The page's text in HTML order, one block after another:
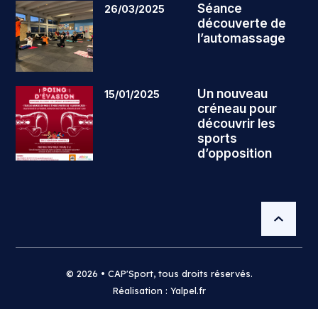
26/03/2025
Séance
découverte de
l’automassage
15/01/2025
Un nouveau
créneau pour
découvrir les
sports
d’opposition
© 2026 • CAP'Sport, tous droits réservés.
Réalisation : Yalpel.fr